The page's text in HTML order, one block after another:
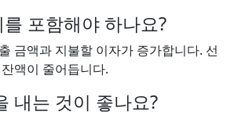
포함해야 하나요?
금액과 지불할 이자가 증가합니다. 선
액이 줄어듭니다.
내는 것이 좋나요?